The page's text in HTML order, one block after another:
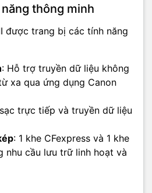
thông minh
được trang bị các tính năng
: Hỗ trợ truyền dữ liệu không
xa qua ứng dụng Canon
trực tiếp và truyền dữ liệu
: 1 khe CFexpress và 1 khe
nhu cầu lưu trữ linh hoạt và